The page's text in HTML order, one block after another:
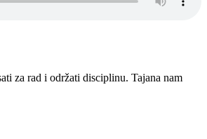
za rad i održati disciplinu. Tajana nam